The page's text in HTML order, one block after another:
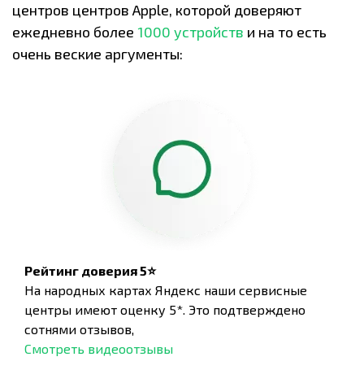
центров центров Apple, которой доверяют
ежедневно более 1000 устройств и на то есть
очень веские аргументы:
Рейтинг доверия 5⭐
На народных картах Яндекс наши сервисные
центры имеют оценку 5*. Это подтверждено
сотнями отзывов,
Смотреть видеоотзывы